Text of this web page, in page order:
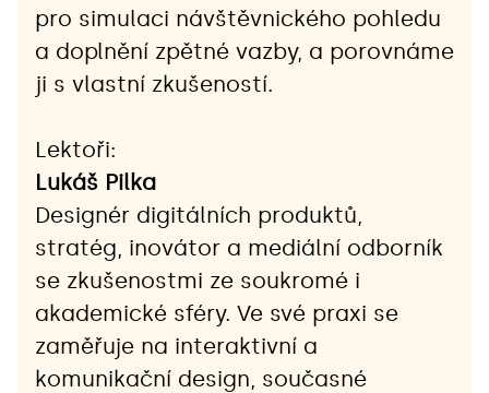
pro simulaci návštěvnického pohledu
a doplnění zpětné vazby, a porovnáme
ji s vlastní zkušeností.
Lektoři:
Lukáš Pilka
Designér digitálních produktů,
stratég, inovátor a mediální odborník
se zkušenostmi ze soukromé i
akademické sféry. Ve své praxi se
zaměřuje na interaktivní a
komunikační design, současné